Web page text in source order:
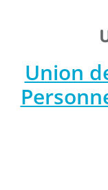
Union